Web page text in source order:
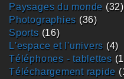
paysages du monde (32)
photographies (36)
sports (16)
L'espace et l'univers (4)
téléphones - tablettes
téléchargement rapide